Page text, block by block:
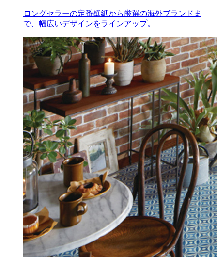
ロングセラーの定番壁紙から厳選の海外ブランドま
で、幅広いデザインをラインアップ。